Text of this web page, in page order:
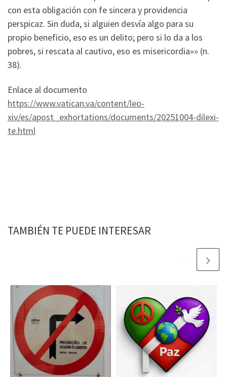
con esta obligación con fe sincera y providencia
perspicaz. Sin duda, si alguien desvía algo para su
propio beneficio, eso es un delito; pero si lo da a los
pobres, si rescata al cautivo, eso es misericordia»» (n.
38).
Enlace al documento
https://www.vatican.va/content/leo-
xiv/es/apost_exhortations/documents/20251004-dilexi-
te.html
TAMBIÉN TE PUEDE INTERESAR